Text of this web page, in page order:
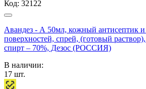
Код: 32122
Авандез - А 50мл, кожный антисептик и
поверхностей, спрей, (готовый
спирт – 70%, Дезос (РОССИЯ)
В наличии:
17 шт.